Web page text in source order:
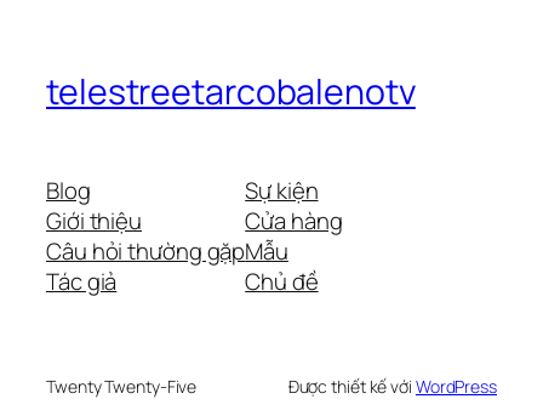
telestreetarcobalenotv
Blog
Giới thiệu
Câu hỏi thường gặp
Tác giả
Sự kiện
Cửa hàng
Mẫu
Chủ đề
Twenty Twenty-Five Được thiết kế với WordPress